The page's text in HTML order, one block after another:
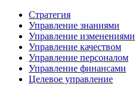
Стратегия
Управление знаниями
Управление изменениями
Управление качеством
Управление персоналом
Управление финансами
Целевое управление